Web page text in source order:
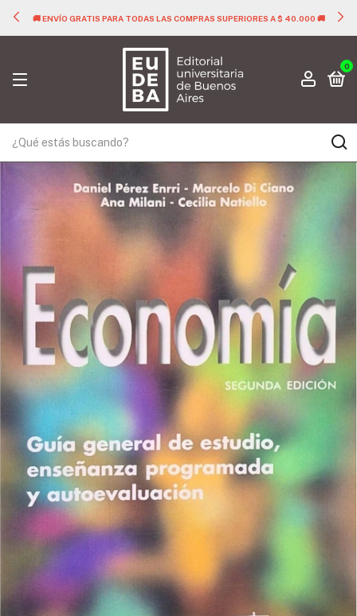
🚚 ENVÍO GRATIS PARA TODAS LAS COMPRAS SUPERIORES A $ 40.000 🚚
0